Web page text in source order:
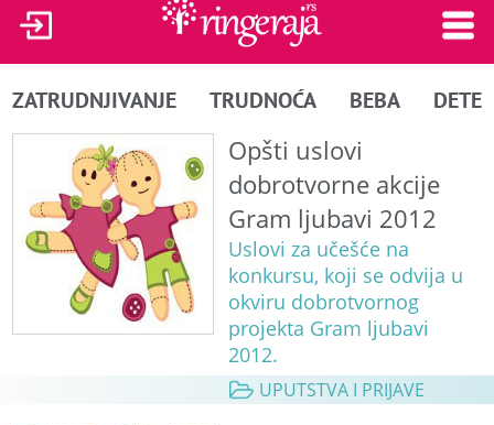
ZATRUDNJIVANJE TRUDNOĆA BEBA DETE
Opšti uslovi
dobrotvorne akcije
Gram ljubavi 2012
Uslovi za učešće na
konkursu, koji se odvija u
okviru dobrotvornog
projekta Gram ljubavi
2012.
UPUTSTVA I PRIJAVE